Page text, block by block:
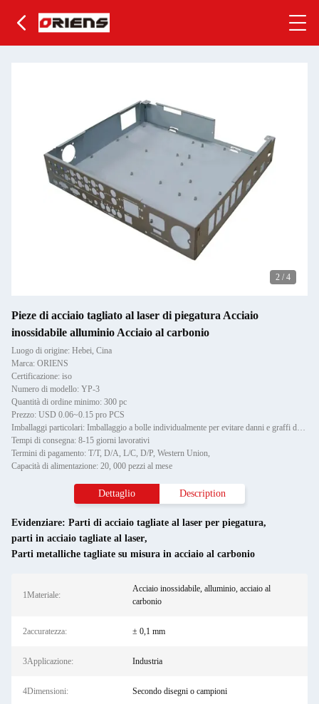
2 / 4
Pieze di acciaio tagliato al laser di piegatura Acciaio
inossidabile alluminio Acciaio al carbonio
Luogo di origine: Hebei, Cina
Marca: ORIENS
Certificazione: iso
Numero di modello: YP-3
Quantità di ordine minimo: 300 pc
Prezzo: USD 0.06~0.15 pro PCS
Imballaggi particolari: Imballaggio a bolle individualmente per evitare danni e graffi durante il trasporto, poi in cartone
Tempi di consegna: 8-15 giorni lavorativi
Termini di pagamento: T/T, D/A, L/C, D/P, Western Union,
Capacità di alimentazione: 20, 000 pezzi al mese
Dettaglio Description
Evidenziare: Parti di acciaio tagliate al laser per piegatura,
parti in acciaio tagliate al laser,
Parti metalliche tagliate su misura in acciaio al carbonio
1Materiale:
Acciaio inossidabile, alluminio, acciaio al
carbonio
2accuratezza: ± 0,1 mm
3Applicazione: Industria
4Dimensioni: Secondo disegni o campioni